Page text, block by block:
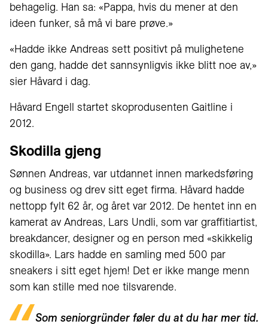
behagelig. Han sa: «Pappa, hvis du mener at den
ideen funker, så må vi bare prøve.»
«Hadde ikke Andreas sett positivt på mulighetene
den gang, hadde det sannsynligvis ikke blitt noe av,»
sier Håvard i dag.
Håvard Engell startet skoprodusenten Gaitline i
2012.
Skodilla gjeng
Sønnen Andreas, var utdannet innen markedsføring
og business og drev sitt eget firma. Håvard hadde
nettopp fylt 62 år, og året var 2012. De hentet inn en
kamerat av Andreas, Lars Undli, som var graffitiartist,
breakdancer, designer og en person med «skikkelig
skodilla». Lars hadde en samling med 500 par
sneakers i sitt eget hjem! Det er ikke mange menn
som kan stille med noe tilsvarende.
Som seniorgründer føler du at du har mer tid.